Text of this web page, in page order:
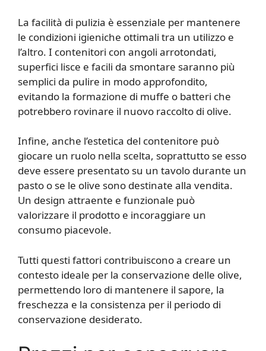
La facilità di pulizia è essenziale per mantenere
le condizioni igieniche ottimali tra un utilizzo e
l’altro. I contenitori con angoli arrotondati,
superfici lisce e facili da smontare saranno più
semplici da pulire in modo approfondito,
evitando la formazione di muffe o batteri che
potrebbero rovinare il nuovo raccolto di olive.
Infine, anche l’estetica del contenitore può
giocare un ruolo nella scelta, soprattutto se esso
deve essere presentato su un tavolo durante un
pasto o se le olive sono destinate alla vendita.
Un design attraente e funzionale può
valorizzare il prodotto e incoraggiare un
consumo piacevole.
Tutti questi fattori contribuiscono a creare un
contesto ideale per la conservazione delle olive,
permettendo loro di mantenere il sapore, la
freschezza e la consistenza per il periodo di
conservazione desiderato.